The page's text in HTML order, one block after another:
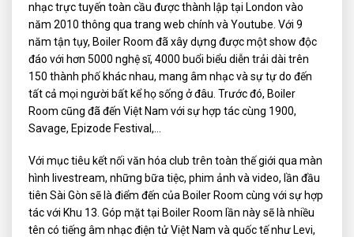
nhạc trực tuyến toàn cầu được thành lập tại London vào
năm 2010 thông qua trang web chính và Youtube. Với 9
năm tận tụy, Boiler Room đã xây dựng được một show độc
đáo với hơn 5000 nghệ sĩ, 4000 buổi biểu diễn trải dài trên
150 thành phố khác nhau, mang âm nhạc và sự tự do đến
tất cả mọi người bất kể họ sống ở đâu. Trước đó, Boiler
Room cũng đã đến Việt Nam với sự hợp tác cùng 1900,
Savage, Epizode Festival,…
Với mục tiêu kết nối văn hóa club trên toàn thế giới qua màn
hình livestream, những bữa tiệc, phim ảnh và video, lần đầu
tiên Sài Gòn sẽ là điểm đến của Boiler Room cùng với sự hợp
tác với Khu 13. Góp mặt tại Boiler Room lần này sẽ là nhiều
tên có tiếng âm nhạc điện tử Việt Nam và quốc tế như Levi,